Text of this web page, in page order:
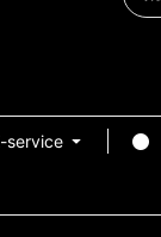
service